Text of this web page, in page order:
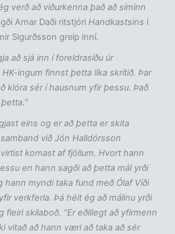
verð að viðurkenna það að síminn
Arnar Daði ritstjóri Handkastsins í
Sigurðsson greip inní.
að sjá inn í foreldrasíðu úr
ingum finnst þetta líka skrítið. Þar
klóra sér í hausnum yfir þessu. Það
þetta."
eins og er að þetta er skita
við Jón Halldórsson
komast af fjöllum. Hvort hann
en hann sagði að þetta mál yrði
hann myndi taka fund með Ólaf Víði
verkferla. Þá hélt ég að málinu yrði
fleiri skilaboð. “Er eðlilegt að yfirmenn
vitað að hann væri að taka að sér